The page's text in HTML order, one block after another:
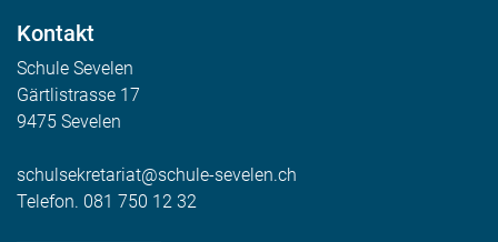
Kontakt
Schule Sevelen
Gärtlistrasse 17
9475 Sevelen
schulsekretariat@schule-sevelen.ch
Telefon. 081 750 12 32